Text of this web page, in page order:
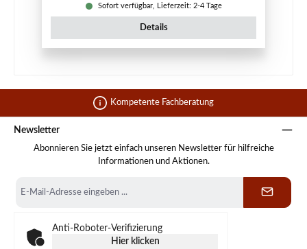
Sofort verfügbar, Lieferzeit: 2-4 Tage
Details
Kompetente Fachberatung
Newsletter
Abonnieren Sie jetzt einfach unseren Newsletter für hilfreiche
Informationen und Aktionen.
Mail-
Anti-Roboter-Verifizierung
Hier klicken